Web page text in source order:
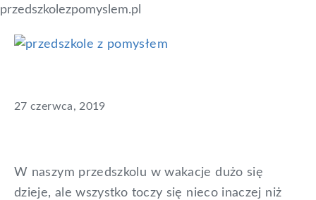
przedszkolezpomyslem.pl
nauczycieli,
mądrze
uczyć
Jak się bawić (długo) bez
27 czerwca, 2019
W naszym przedszkolu w wakacje dużo się
dzieje, ale wszystko toczy się nieco inaczej niż